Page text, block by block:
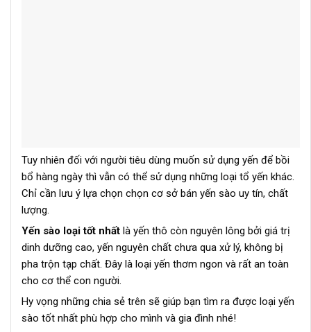
Tuy nhiên đối với người tiêu dùng muốn sử dụng yến để bồi
bổ hàng ngày thì vẫn có thể sử dụng những loại tổ yến khác.
Chỉ cần lưu ý lựa chọn chọn cơ sở bán yến sào uy tín, chất
lượng.
Yến sào loại tốt nhất là yến thô còn nguyên lông bởi giá trị
dinh dưỡng cao, yến nguyên chất chưa qua xử lý, không bị
pha trộn tạp chất. Đây là loại yến thơm ngon và rất an toàn
cho cơ thể con người.
Hy vọng những chia sẻ trên sẽ giúp bạn tìm ra được loại yến
sào tốt nhất phù hợp cho mình và gia đình nhé!